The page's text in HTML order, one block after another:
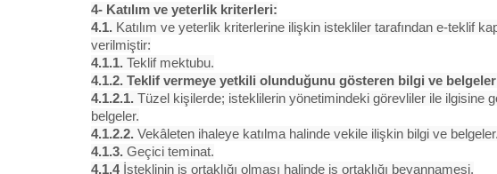
4- Katılım ve yeterlik kriterleri:
4.1. Katılım ve yeterlik kriterlerine ilişkin istekliler tarafından e-teklif
verilmiştir:
4.1.1. Teklif mektubu.
4.1.2. Teklif vermeye yetkili olunduğunu gösteren bilgi ve
4.1.2.1. Tüzel kişilerde; isteklilerin yönetimindeki görevliler ile ilgisine
belgeler.
4.1.2.2. Vekâleten ihaleye katılma halinde vekile ilişkin bilgi ve belgeler.
4.1.3. Geçici teminat.
4.1.4 İsteklinin iş ortaklığı olması halinde iş ortaklığı beyannamesi.